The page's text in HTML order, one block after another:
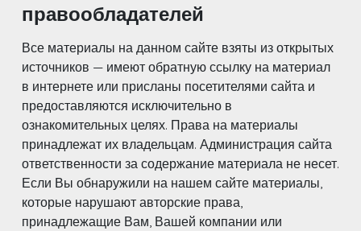
правообладателей
Все материалы на данном сайте взяты из открытых
источников — имеют обратную ссылку на материал
в интернете или присланы посетителями сайта и
предоставляются исключительно в
ознакомительных целях. Права на материалы
принадлежат их владельцам. Администрация сайта
ответственности за содержание материала не несет.
Если Вы обнаружили на нашем сайте материалы,
которые нарушают авторские права,
принадлежащие Вам, Вашей компании или